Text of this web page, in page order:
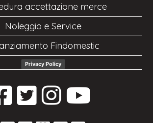
accettazione merce
Noleggio e Service
Findomestic
Privacy Policy